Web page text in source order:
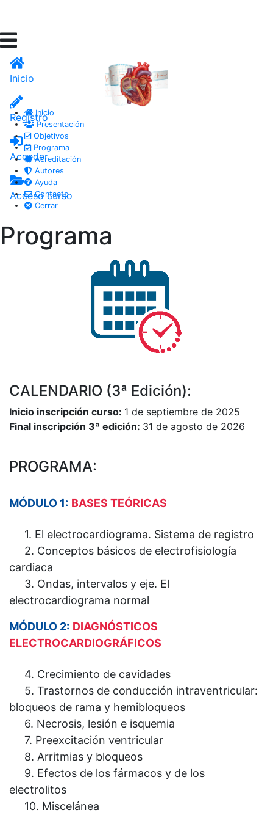
Inicio
Registro
Acceder
Acceso curso
Inicio
Presentación
Objetivos
Programa
Acreditación
Autores
Ayuda
Contacto
Cerrar
Programa
CALENDARIO (3ª Edición):
Inicio inscripción curso: 1 de septiembre de 2025
Final inscripción 3ª edición: 31 de agosto de 2026
PROGRAMA:
MÓDULO 1: BASES TEÓRICAS
1. El electrocardiograma. Sistema de registro
2. Conceptos básicos de electrofisiología
cardiaca
3. Ondas, intervalos y eje. El
electrocardiograma normal
MÓDULO 2: DIAGNÓSTICOS
ELECTROCARDIOGRÁFICOS
4. Crecimiento de cavidades
5. Trastornos de conducción intraventricular:
bloqueos de rama y hemibloqueos
6. Necrosis, lesión e isquemia
7. Preexcitación ventricular
8. Arritmias y bloqueos
9. Efectos de los fármacos y de los
electrolitos
10. Miscelánea